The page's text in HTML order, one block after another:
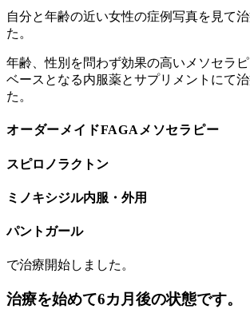
自分と年齢の近い女性の症例写真を見て
た。
年齢、性別を問わず効果の高いメソセラ
ベースとなる内服薬とサプリメントにて
た。
オーダーメイドFAGAメソセラピー
スピロノラクトン
ミノキシジル内服・外用
パントガール
で治療開始しました。
治療を始めて6カ月後の状態です。